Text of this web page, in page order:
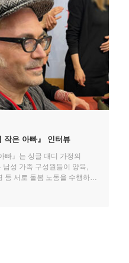
작은 아빠』 인터뷰
빠』는 싱글 대디 가정의
남성 가족 구성원들이 양육,
등 서로 돌봄 노동을 수행하며
성해 나가는 관계를